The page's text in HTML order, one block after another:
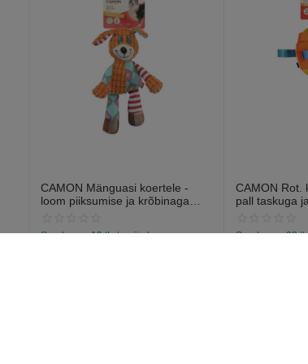
CAMON Mänguasi koertele -
loom piiksumise ja krõbinaga
Saadavus: 19 tk. tarnija laos
CAMON Rot.
pall taskuga
Saadavus: 38